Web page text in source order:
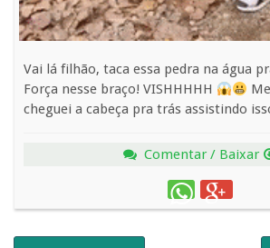
Vai lá filhão, taca essa pedra na água
Força nesse braço! VISHHHHH
cheguei a cabeça pra trás assistindo
Comentar / Baixar